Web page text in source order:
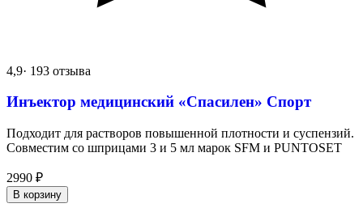
4,9· 193 отзыва
Инъектор медицинский «Спасилен» Спорт
Подходит для растворов повышенной плотности и суспензий.
Совместим со шприцами 3 и 5 мл марок SFM и PUNTOSET
2990 ₽
В корзину